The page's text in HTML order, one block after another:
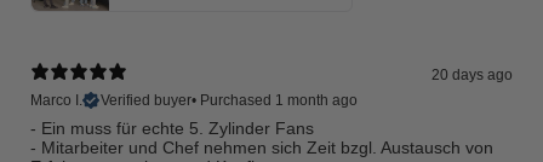
20 days ago
Marco I.
Verified buyer• Purchased 1 month ago
- Ein muss für echte 5. Zylinder Fans
- Mitarbeiter und Chef nehmen sich Zeit bzgl. Austausch von